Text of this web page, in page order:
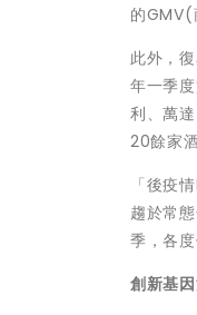
的GMV(
此外，
年一季
利、萬
20餘家
「後疫
趨於常
季，各
創新基